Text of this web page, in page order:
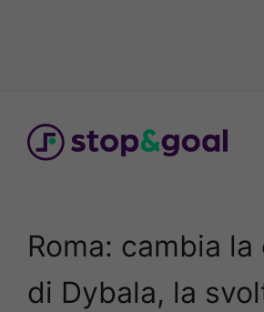
contenuto
Roma: cambia
di Dybala, la